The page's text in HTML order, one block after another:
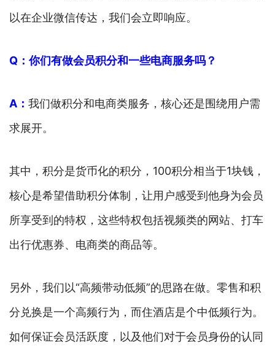
以在企业微信传达，我们会立即响应。
Q：你们有做会员积分和一些电商服务吗？
A： 我们做积分和电商类服务，核心还是围绕用户需
求展开。
其中，积分是货币化的积分，100积分相当于1块钱，
核心是希望借助积分体制，让用户感受到他身为会员
所享受到的特权，这些特权包括视频类的网站、打车
出行优惠券、电商类的商品等。
另外，我们以“高频带动低频”的思路在做。零售和积
分兑换是一个高频行为，而住酒店是个中低频行为。
如何保证会员活跃度，以及他们对于会员身份的认同